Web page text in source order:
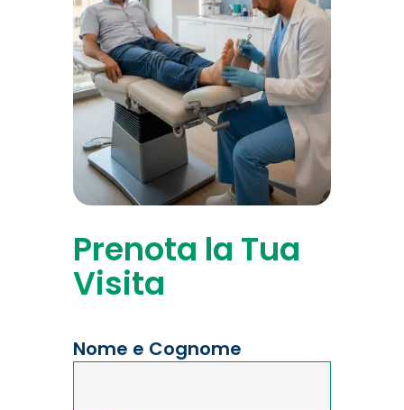
Prenota la Tua
Visita
Nome e Cognome